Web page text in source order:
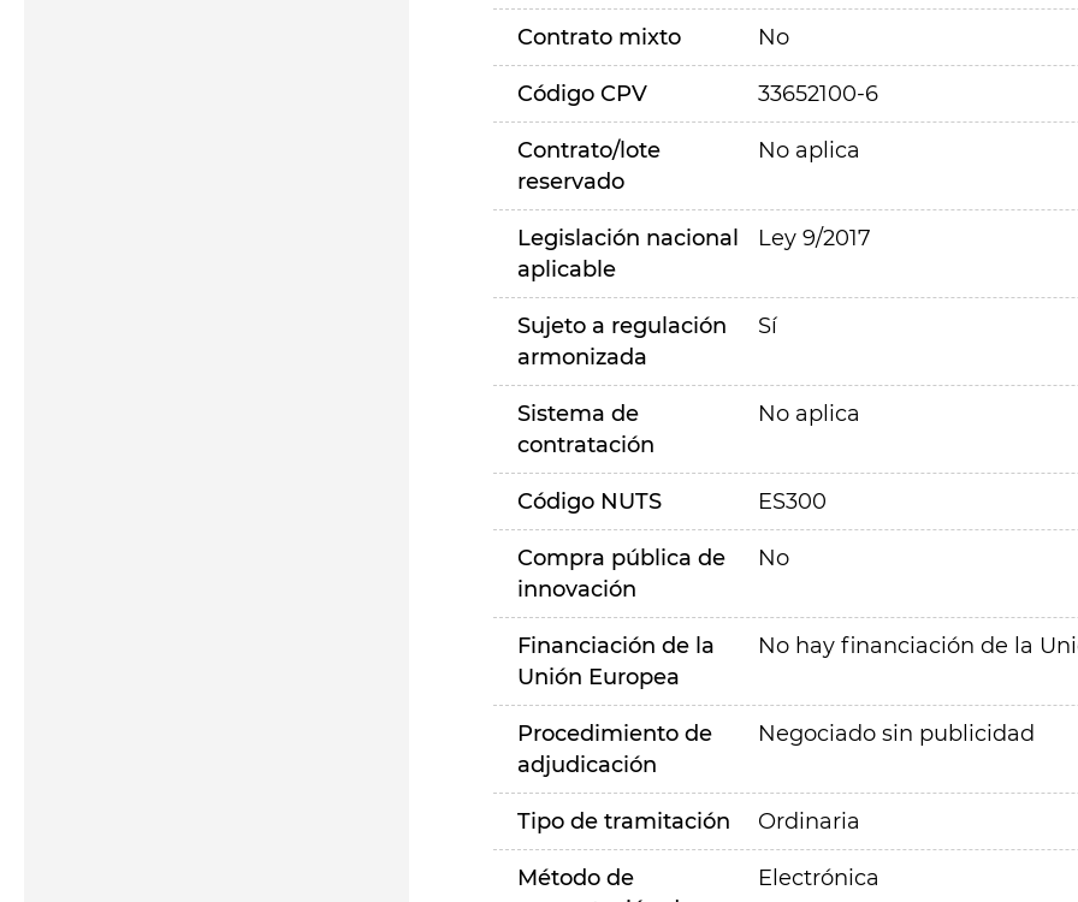
Contrato mixto No
Código CPV 33652100-6
Contrato/lote
reservado
No aplica
Legislación nacional
aplicable
Ley 9/2017
Sujeto a regulación
armonizada
Sí
Sistema de
contratación
No aplica
Código NUTS ES300
Compra pública de
innovación
No
Financiación de la
Unión Europea
No hay financiación de la
Procedimiento de
adjudicación
Negociado sin publicidad
Tipo de tramitación Ordinaria
Método de
Electrónica